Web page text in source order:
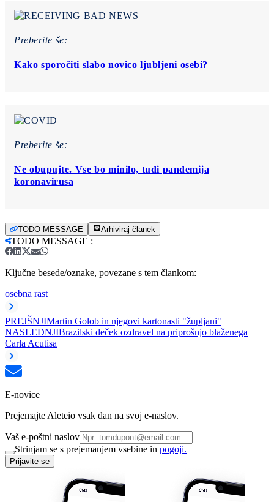
Preberite še:
Kako sporočiti slabo novico ljubljeni osebi?
Preberite še:
Ne obupujte. Vse bo minilo, tudi pandemija
koronavirusa
TODO MESSAGE Arhiviraj članek
TODO MESSAGE :
Ključne besede/oznake, povezane s tem člankom:
osebna rast
PREJŠNJIMartin Golob in njegovi kartonasti "župljani"
NASLEDNJIBrazilski deček ozdravel na priprošnjo blaženega
Carla Acutisa
E-novice
Prejemajte Aleteio vsak dan na svoj e-naslov.
Vaš e-poštni naslov
Strinjam se s prejemanjem vsebine in pogoji.
Prijavite se